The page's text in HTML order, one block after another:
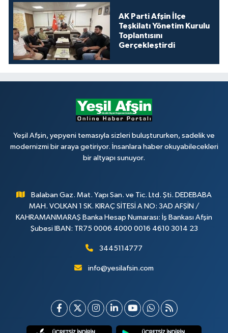
AK Parti Afşin İlçe
Teşkilatı Yönetim Kurulu
Toplantısını
Gerçekleştirdi
Yeşil Afşin, yepyeni temasıyla sizleri buluştururken, sadelik ve
modernizmi bir araya getiriyor. İnsanlara haber okuyabilecekleri
bir altyapı sunuyor.
Balaban Gaz. Mat. Yapı San. ve Tic. Ltd. Şti. DEDEBABA
MAH. VOLKAN 1 SK. KIRAÇ SİTESİ A NO: 3AD AFŞİN /
KAHRAMANMARAŞ Banka Hesap Numarası: İş Bankası Afşin
Şubesi IBAN: TR75 0006 4000 0016 4610 3014 23
3445114777
info@yesilafsin.com